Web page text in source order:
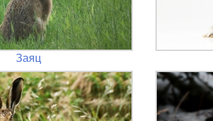
Заяц